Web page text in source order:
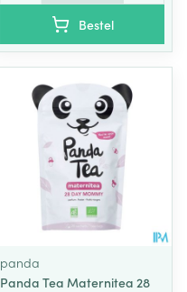
Bestel
panda
Panda Tea Maternitea 28